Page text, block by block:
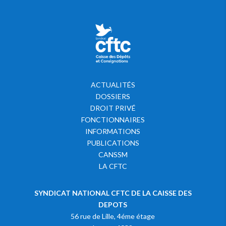
ACTUALITÉS
DOSSIERS
DROIT PRIVÉ
FONCTIONNAIRES
INFORMATIONS
PUBLICATIONS
CANSSM
LA CFTC
SYNDICAT NATIONAL CFTC DE LA CAISSE DES
DEPOTS
56 rue de Lille, 4éme étage